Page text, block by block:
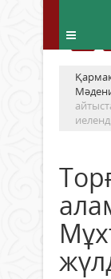
иеленді